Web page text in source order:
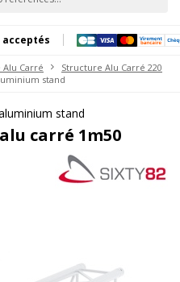
Carré
Structure Alu Carré 220
stand
stand
carré 1m50